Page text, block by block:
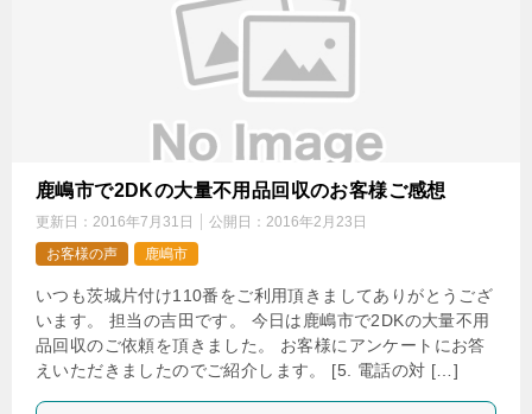
鹿嶋市で2DKの大量不用品回収のお客様ご感想
更新日： 2016年7月31日 公開日： 2016年2月23日
お客様の声
鹿嶋市
いつも茨城片付け110番をご利用頂きましてありがとうござ
います。 担当の吉田です。 今日は鹿嶋市で2DKの大量不用
品回収のご依頼を頂きました。 お客様にアンケートにお答
えいただきましたのでご紹介します。 [5. 電話の対 […]